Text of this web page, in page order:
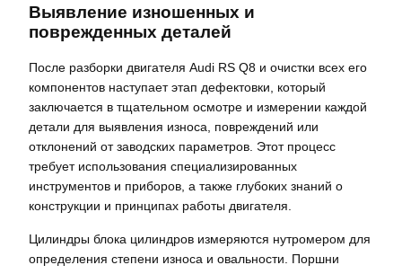
Выявление изношенных и
поврежденных деталей
После разборки двигателя Audi RS Q8 и очистки всех его
компонентов наступает этап дефектовки, который
заключается в тщательном осмотре и измерении каждой
детали для выявления износа, повреждений или
отклонений от заводских параметров. Этот процесс
требует использования специализированных
инструментов и приборов, а также глубоких знаний о
конструкции и принципах работы двигателя.
Цилиндры блока цилиндров измеряются нутромером для
определения степени износа и овальности. Поршни